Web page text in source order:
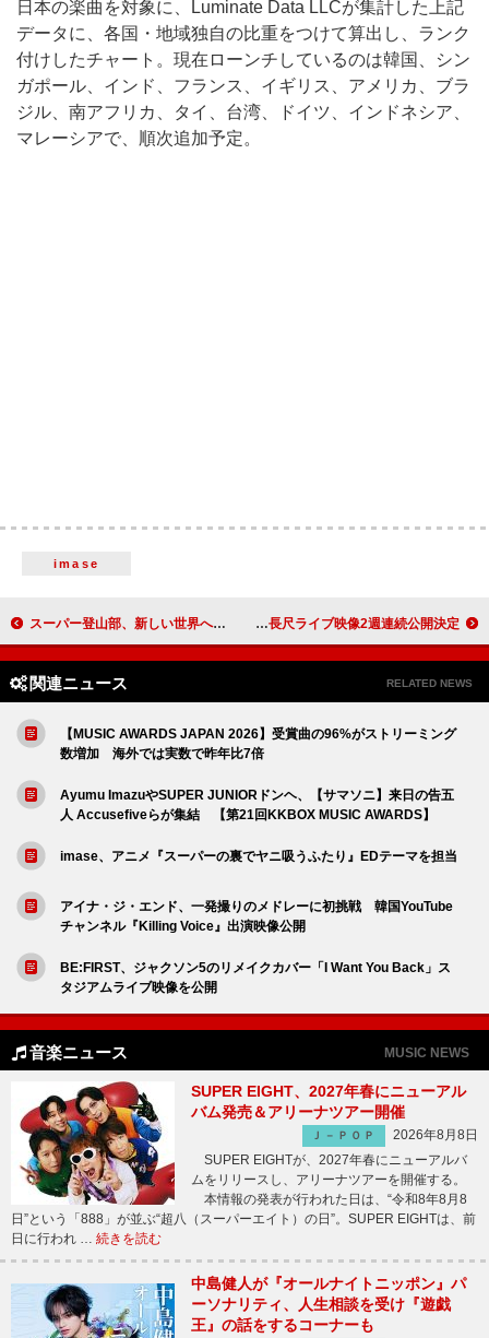
日本の楽曲を対象に、Luminate Data LLCが集計した上記
データに、各国・地域独自の比重をつけて算出し、ランク
付けしたチャート。現在ローンチしているのは韓国、シン
ガポール、インド、フランス、イギリス、アメリカ、ブラ
ジル、南アフリカ、タイ、台湾、ドイツ、インドネシア、
マレーシアで、順次追加予定。
imase
スーパー登山部、新しい世界へ一歩を踏み出す瞬間を表現した「Breathe」MVプレミア公開へ 奇妙礼太郎、長尺ライブ映像2週連続公開決定
関連ニュース RELATED NEWS
【MUSIC AWARDS JAPAN 2026】受賞曲の96%がストリーミング
数増加 海外では実数で昨年比7倍
Ayumu ImazuやSUPER JUNIORドンヘ、【サマソニ】来日の告五
人 Accusefiveらが集結 【第21回KKBOX MUSIC AWARDS】
imase、アニメ『スーパーの裏でヤニ吸うふたり』EDテーマを担当
アイナ・ジ・エンド、一発撮りのメドレーに初挑戦 韓国YouTube
チャンネル『Killing Voice』出演映像公開
BE:FIRST、ジャクソン5のリメイクカバー「I Want You Back」ス
タジアムライブ映像を公開
音楽ニュース MUSIC NEWS
SUPER EIGHT、2027年春にニューアル
バム発売＆アリーナツアー開催
Ｊ－ＰＯＰ
2026年8月8日
SUPER EIGHTが、2027年春にニューアルバ
ムをリリースし、アリーナツアーを開催する。
本情報の発表が行われた日は、“令和8年8月8
日”という「888」が並ぶ“超八（スーパーエイト）の日”。SUPER EIGHTは、前
日に行われ … 続きを読む
中島健人が『オールナイトニッポン』パ
ーソナリティ、人生相談を受け『遊戯
王』の話をするコーナーも